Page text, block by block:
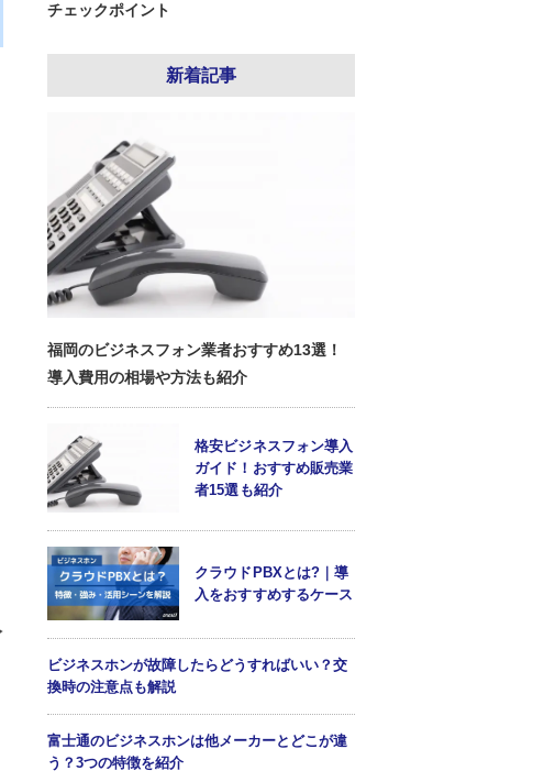
チェックポイント
新着記事
福岡のビジネスフォン業者おすすめ13選！
導入費用の相場や方法も紹介
格安ビジネスフォン導入
ガイド！おすすめ販売業
者15選も紹介
クラウドPBXとは?｜導
入をおすすめするケース
ビジネスホンが故障したらどうすればいい？交
換時の注意点も解説
富士通のビジネスホンは他メーカーとどこが違
う？3つの特徴を紹介